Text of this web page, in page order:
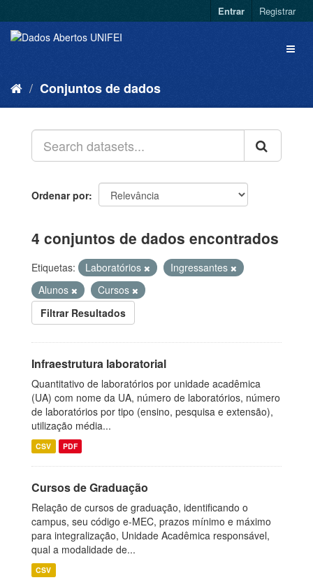
Entrar Registrar
Conjuntos de dados
Ordenar por
4 conjuntos de dados encontrados
Etiquetas: Laboratórios
Ingressantes
Alunos
Cursos
Filtrar Resultados
Infraestrutura laboratorial
Quantitativo de laboratórios por unidade acadêmica
(UA) com nome da UA, número de laboratórios, número
de laboratórios por tipo (ensino, pesquisa e extensão),
utilização média...
CSV PDF
Cursos de Graduação
Relação de cursos de graduação, identificando o
campus, seu código e-MEC, prazos mínimo e máximo
para integralização, Unidade Acadêmica responsável,
qual a modalidade de...
CSV